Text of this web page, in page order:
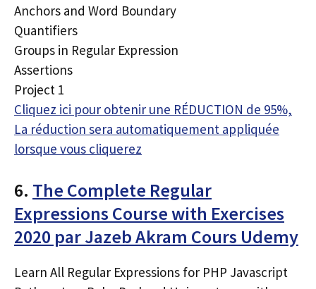
Anchors and Word Boundary
Quantifiers
Groups in Regular Expression
Assertions
Project 1
Cliquez ici pour obtenir une RÉDUCTION de 95%,
La réduction sera automatiquement appliquée
lorsque vous cliquerez
6. The Complete Regular
Expressions Course with Exercises
2020 par Jazeb Akram Cours Udemy
Learn All Regular Expressions for PHP Javascript